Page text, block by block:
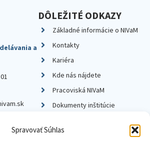
Spravovať Súhlas
a
DÔLEŽITÉ ODKAZY
Základné informácie o NIVaM
Kontakty
Kariéra
Kde nás nájdete
Pracoviská NIVaM
Dokumenty inštitúcie